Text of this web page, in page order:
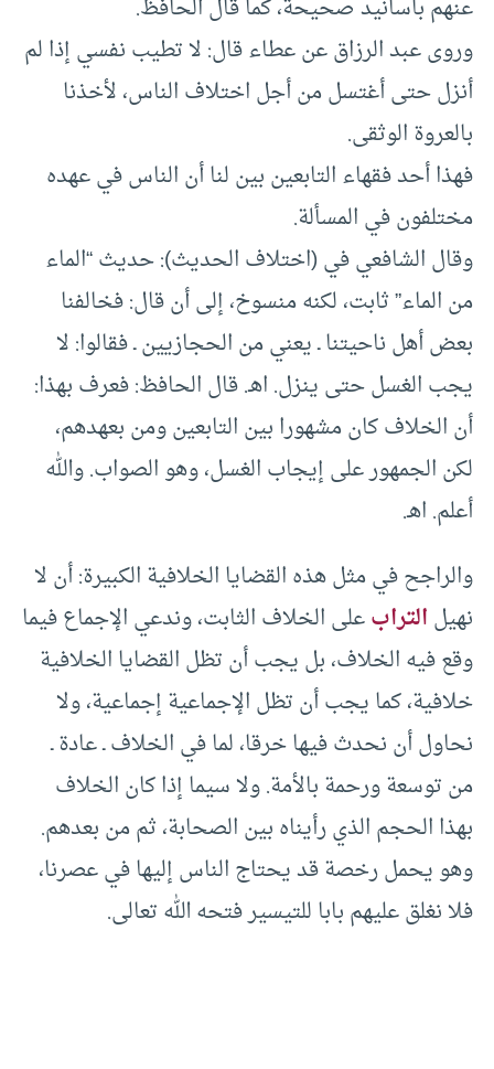
عنهم بأسانيد صحيحة، كما قال الحافظ.
وروى عبد الرزاق عن عطاء قال: لا تطيب نفسي إذا لم
أنزل حتى أغتسل من أجل اختلاف الناس، لأخذنا
بالعروة الوثقى.
فهذا أحد فقهاء التابعين بين لنا أن الناس في عهده
مختلفون في المسألة.
وقال الشافعي في (اختلاف الحديث): حديث “الماء
من الماء” ثابت، لكنه منسوخ، إلى أن قال: فخالفنا
بعض أهل ناحيتنا ـ يعني من الحجازيين ـ فقالوا: لا
يجب الغسل حتى ينزل. اهـ. قال الحافظ: فعرف بهذا:
أن الخلاف كان مشهورا بين التابعين ومن بعهدهم،
لكن الجمهور على إيجاب الغسل، وهو الصواب. والله
أعلم. اهـ.
والراجح في مثل هذه القضايا الخلافية الكبيرة: أن لا
نهيلالترابعلى الخلاف الثابت، وندعي الإجماع فيما
وقع فيه الخلاف، بل يجب أن تظل القضايا الخلافية
خلافية، كما يجب أن تظل الإجماعية إجماعية، ولا
نحاول أن نحدث فيها خرقا، لما في الخلاف ـ عادة ـ
من توسعة ورحمة بالأمة. ولا سيما إذا كان الخلاف
بهذا الحجم الذي رأيناه بين الصحابة، ثم من بعدهم.
وهو يحمل رخصة قد يحتاج الناس إليها في عصرنا،
فلا نغلق عليهم بابا للتيسير فتحه الله تعالى.